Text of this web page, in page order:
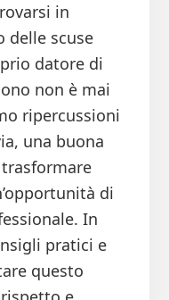
in
delle scuse
datore di
non è mai
ripercussioni
una buona
di
In
pratici e
questo